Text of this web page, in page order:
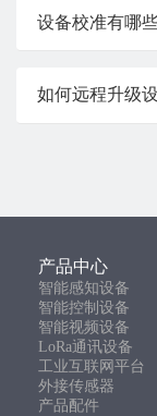
设备校准有哪
如何远程升级
产品中心
智能感知设备
智能控制设备
智能视频设备
LoRa通讯设备
工业互联网平台
外接传感器
产品配件